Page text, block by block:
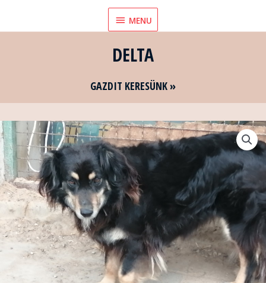
MENU
MENU
DELTA
GAZDIT KERESÜNK »